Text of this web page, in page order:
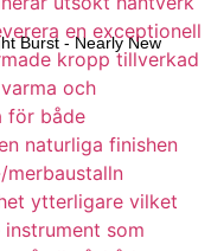
Burst - Nearly New